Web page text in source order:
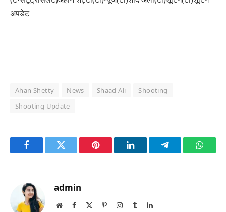
अपडेट
Ahan Shetty News Shaad Ali
Shooting
Shooting Update
FacebookTwitter Pinterest LinkedInTelegram
admin
WebsiteFacebook PinterestInstagram
TumblrLinkedIn